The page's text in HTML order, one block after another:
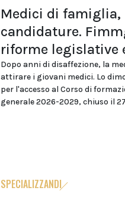
Medici di famiglia,
candidature.
riforme legislative
Dopo anni di disaffezione, la
attirare i giovani medici. Lo
per l'accesso al Corso di
generale 2026-2029, chiuso il
SPECIALIZZANDI